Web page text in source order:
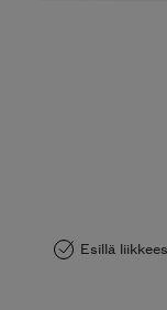
Esillä